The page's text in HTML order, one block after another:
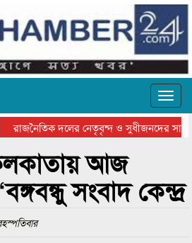
রাজনৈতিক দলের নেতৃবৃন্দ ও সুধীজনদের সাথে
আজ
সংবাদ কেন্দ্র